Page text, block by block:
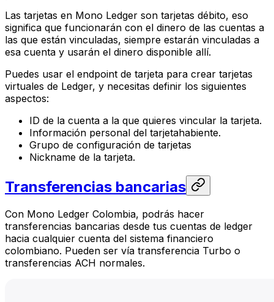
Las tarjetas en Mono Ledger son tarjetas débito, eso
significa que funcionarán con el dinero de las cuentas a
las que están vinculadas, siempre estarán vinculadas a
esa cuenta y usarán el dinero disponible allí.
Puedes usar el endpoint de tarjeta para crear tarjetas
virtuales de Ledger, y necesitas definir los siguientes
aspectos:
ID de la cuenta a la que quieres vincular la tarjeta.
Información personal del tarjetahabiente.
Grupo de configuración de tarjetas
Nickname de la tarjeta.
Transferencias bancarias
Con Mono Ledger Colombia, podrás hacer
transferencias bancarias desde tus cuentas de ledger
hacia cualquier cuenta del sistema financiero
colombiano. Pueden ser vía transferencia Turbo o
transferencias ACH normales.